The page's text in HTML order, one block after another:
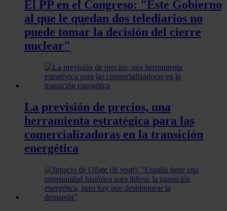
El PP en el Congreso: "Este Gobierno
al que le quedan dos telediarios no
puede tomar la decisión del cierre
nuclear"
La previsión de precios, una
herramienta estratégica para las
comercializadoras en la transición
energética